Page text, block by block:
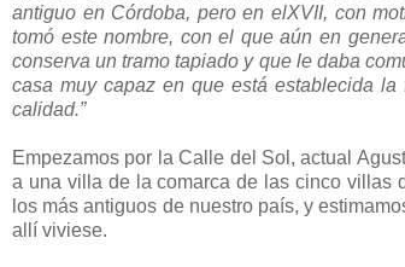
antiguo en Córdoba, pero en elXVII, con
tomó este nombre, con el que aún en
conserva un tramo tapiado y que le daba
casa muy capaz en que está establecida
calidad.”
Empezamos por la Calle del Sol, actual
a una villa de la comarca de las cinco villas
los más antiguos de nuestro país, y
allí viviese.